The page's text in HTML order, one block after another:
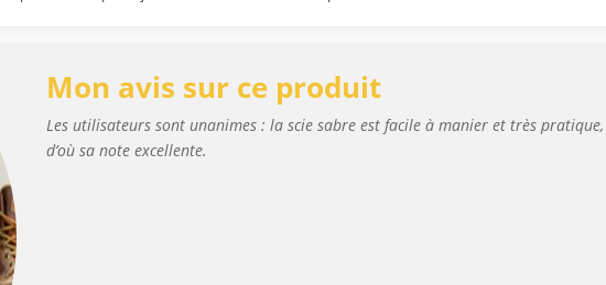
Mon avis sur ce produit
Les utilisateurs sont unanimes : la scie sabre est facile à manier et très pratique,
d’où sa note excellente.